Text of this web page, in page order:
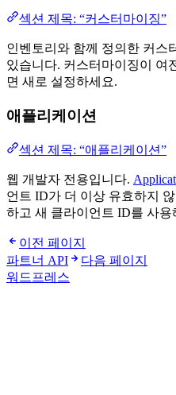
섹션 제목: “커스터마이징”
인벤토리와 함께 정의한 커스
있습니다. 커스터마이징이 여
면 새로 설정하세요.
애플리케이션
섹션 제목: “애플리케이션”
웹 개발자 전용입니다.
언트 ID가 더 이상 유효하지
하고 새 클라이언트 ID를 사
이전 페이지
파트너 API
다음 페이지
워드프레스